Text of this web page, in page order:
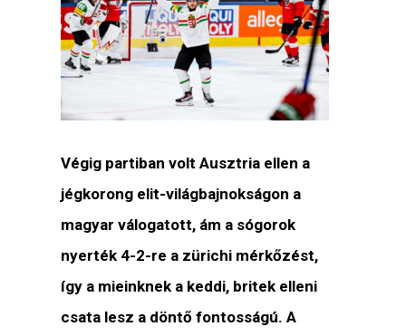
Végig partiban volt Ausztria ellen a
jégkorong elit-világbajnokságon a
magyar válogatott, ám a sógorok
nyerték 4-2-re a zürichi mérkőzést,
így a mieinknek a keddi, britek elleni
csata lesz a döntő fontosságú. A